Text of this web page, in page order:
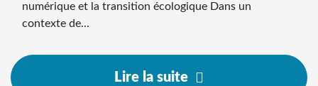
numérique et la transition écologique Dans un
contexte de...
Lire la suite